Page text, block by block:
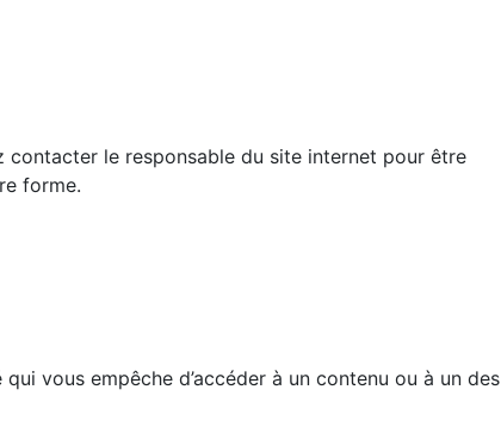
contacter le responsable du site internet pour être
forme.
vous empêche d’accéder à un contenu ou à un des